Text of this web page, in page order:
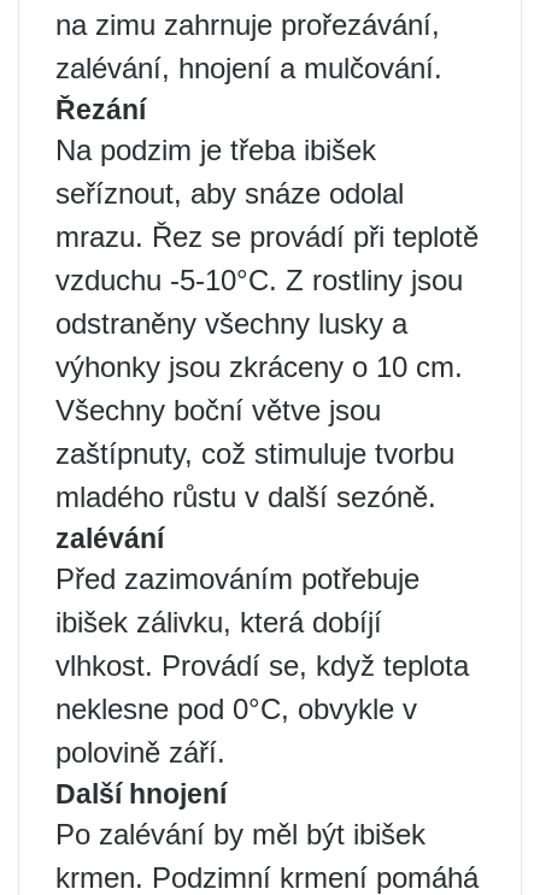
na zimu zahrnuje prořezávání,
zalévání, hnojení a mulčování.
Řezání
Na podzim je třeba ibišek
seříznout, aby snáze odolal
mrazu. Řez se provádí při teplotě
vzduchu -5-10°C. Z rostliny jsou
odstraněny všechny lusky a
výhonky jsou zkráceny o 10 cm.
Všechny boční větve jsou
zaštípnuty, což stimuluje tvorbu
mladého růstu v další sezóně.
zalévání
Před zazimováním potřebuje
ibišek zálivku, která dobíjí
vlhkost. Provádí se, když teplota
neklesne pod 0°C, obvykle v
polovině září.
Další hnojení
Po zalévání by měl být ibišek
krmen. Podzimní krmení pomáhá